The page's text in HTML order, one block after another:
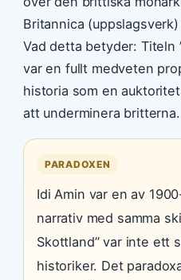
Britannica
Vad detta betyder: Titeln
var en fullt medveten
historia som en
att underminera britterna.
PARADOXEN
Idi Amin var en av
narrativ med samma
Skottland” var inte ett
historiker. Det